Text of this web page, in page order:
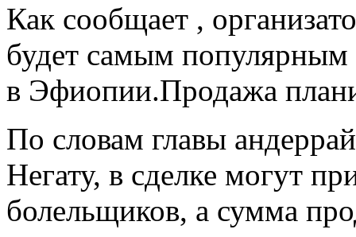
Как сообщает ,
будет самым
в Эфиопии.Продажа
По словам главы
Негату, в сделке могут
болельщиков, а сумма